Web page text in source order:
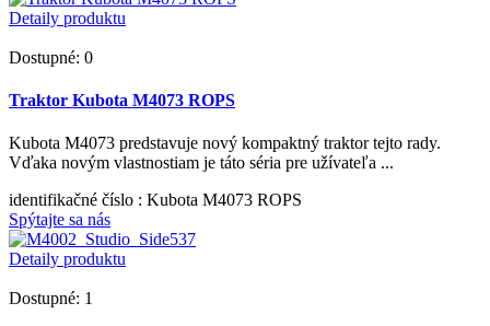
Detaily produktu
Dostupné: 0
Traktor Kubota M4073 ROPS
Kubota M4073 predstavuje nový kompaktný traktor tejto rady.
Vďaka novým vlastnostiam je táto séria pre užívateľa ...
identifikačné číslo : Kubota M4073 ROPS
Spýtajte sa nás
Detaily produktu
Dostupné: 1